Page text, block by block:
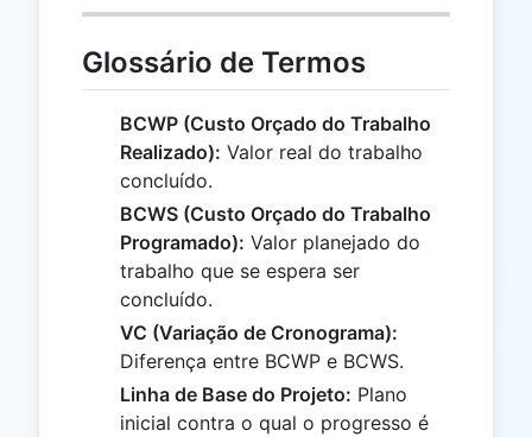
Glossário de Termos
BCWP (Custo Orçado do Trabalho
Realizado): Valor real do trabalho
concluído.
BCWS (Custo Orçado do Trabalho
Programado): Valor planejado do
trabalho que se espera ser
concluído.
VC (Variação de Cronograma):
Diferença entre BCWP e BCWS.
Linha de Base do Projeto: Plano
inicial contra o qual o progresso é